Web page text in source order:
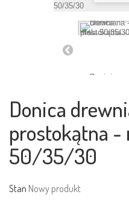
Donica
prostokątna -
50/35/30
Stan Nowy produkt